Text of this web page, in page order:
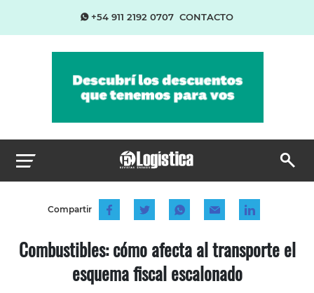
+54 911 2192 0707 CONTACTO
Compartir
Combustibles: cómo afecta al transporte el
esquema fiscal escalonado